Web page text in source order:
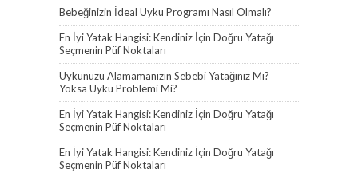
Bebeğinizin İdeal Uyku Programı Nasıl Olmalı?
En İyi Yatak Hangisi: Kendiniz İçin Doğru Yatağı
Seçmenin Püf Noktaları
Uykunuzu Alamamanızın Sebebi Yatağınız Mı?
Yoksa Uyku Problemi Mi?
En İyi Yatak Hangisi: Kendiniz İçin Doğru Yatağı
Seçmenin Püf Noktaları
En İyi Yatak Hangisi: Kendiniz İçin Doğru Yatağı
Seçmenin Püf Noktaları